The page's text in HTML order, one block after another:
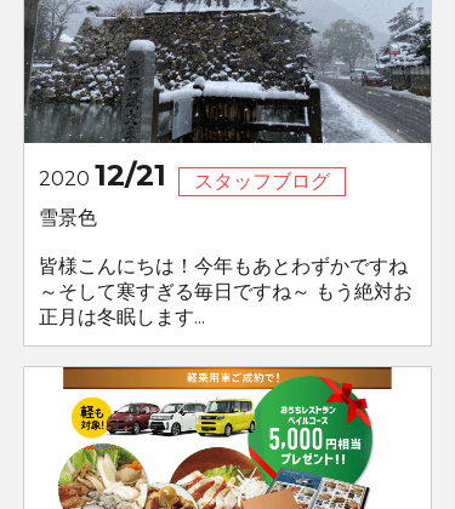
2020 12/21
スタッフブログ
雪景色
皆様こんにちは！今年もあとわずかですね
～そして寒すぎる毎日ですね～ もう絶対お
正月は冬眠します...